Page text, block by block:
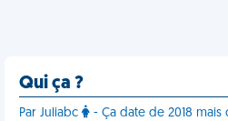
Qui ça ?
Par Juliabc - Ça date de 2018